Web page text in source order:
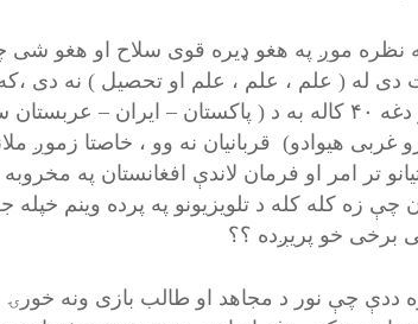
نظره موږ په هغو ډیره قوی سلاح او هغو
دی له ( علم ، علم ، علم او تحصیل ) نه دی
نن او دغه ۴۰ کاله به د ( پاکستان – ایران
غربی هیوادو) قربانیان نه وو ، خاصتا زموږ
تر امر او فرمان لاندې افغانستان په
چې زه کله کله د تلویزیونو په پرده وینم
برخی خو پریږده ؟؟